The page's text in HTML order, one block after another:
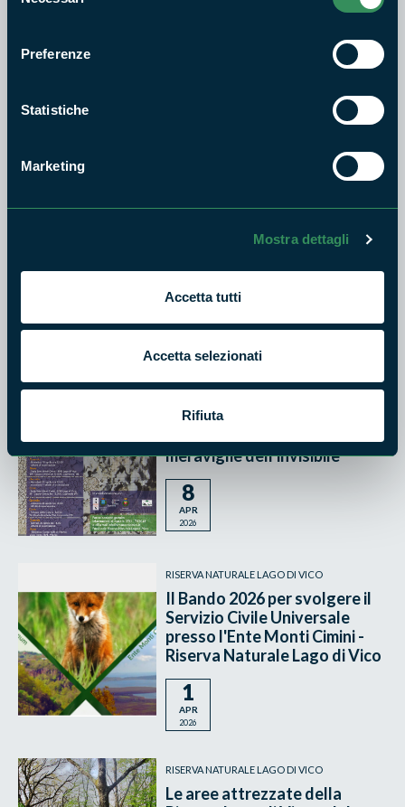
Preferenze
Statistiche
Marketing
Mostra dettagli
Accetta tutti
Accetta selezionati
Rifiuta
Gli appuntamenti in natura e
di cultura per la Settimana dei
convegno, teatro, escursioni,
APR
RISERVA NATURALE LAGO DI VICO
MICRONATURA: un
meraviglie dell'invisibile
8
APR
2026
RISERVA NATURALE LAGO DI VICO
Il Bando 2026 per svolgere il
Servizio Civile Universale
presso l'Ente Monti Cimini -
Riserva Naturale Lago di Vico
1
APR
2026
RISERVA NATURALE LAGO DI VICO
Le aree attrezzate della